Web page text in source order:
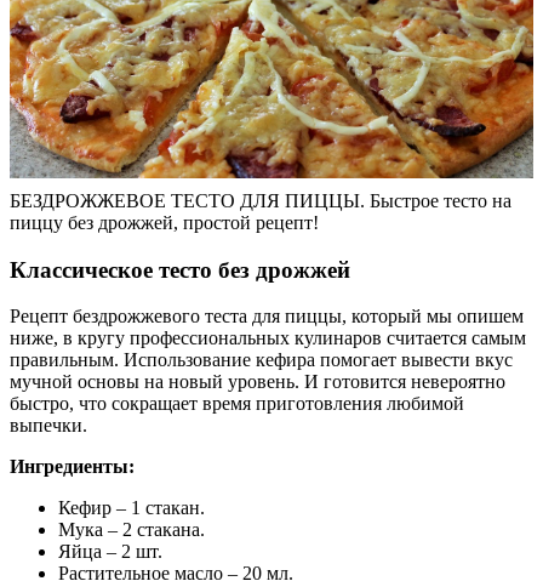
БЕЗДРОЖЖЕВОЕ ТЕСТО ДЛЯ ПИЦЦЫ. Быстрое тесто на
пиццу без дрожжей, простой рецепт!
Классическое тесто без дрожжей
Рецепт бездрожжевого теста для пиццы, который мы опишем
ниже, в кругу профессиональных кулинаров считается самым
правильным. Использование кефира помогает вывести вкус
мучной основы на новый уровень. И готовится невероятно
быстро, что сокращает время приготовления любимой
выпечки.
Ингредиенты:
Кефир – 1 стакан.
Мука – 2 стакана.
Яйца – 2 шт.
Растительное масло – 20 мл.